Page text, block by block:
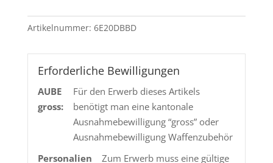
WX656
Artikelnummer: 6E20DBBD
Erforderliche Bewilligungen
AUBE
gross:
Für den Erwerb dieses Artikels
benötigt man eine kantonale
Ausnahmebewilligung “gross” oder
Ausnahmebewilligung Waffenzubehör
Personalien
Zum Erwerb muss eine gültige